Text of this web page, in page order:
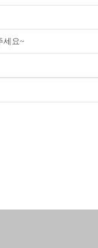
세요~